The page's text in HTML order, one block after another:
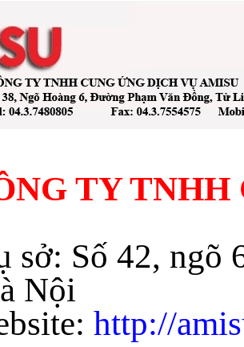
TY TNHH
sở: Số 42, ngõ
Nội
http://